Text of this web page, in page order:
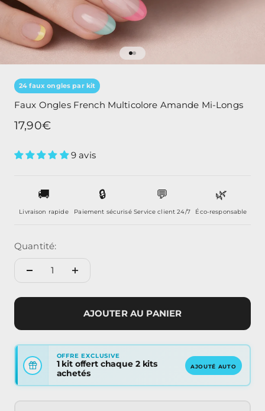
Aller à l'élément 1
Aller à l'élément 2
24 faux ongles par kit
Faux Ongles French Multicolore Amande Mi-Longs
Prix de vente
17,90€
9 avis
🚚
Livraison rapide
🔒
Paiement sécurisé
💬
Service client 24/7
🌿
Éco-responsable
Quantité:
AJOUTER AU PANIER
OFFRE EXCLUSIVE
1 kit offert chaque 2 kits
achetés
AJOUTÉ AUTO